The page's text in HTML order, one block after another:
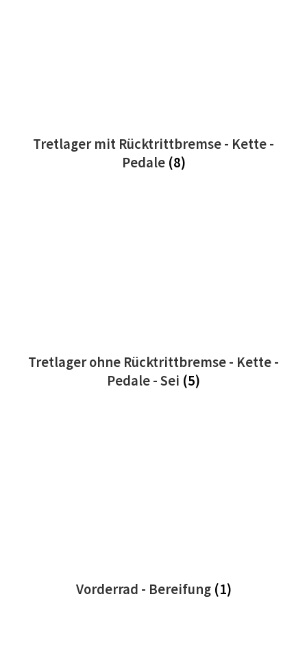
Tretlager mit Rücktrittbremse - Kette -
Pedale (8)
Tretlager ohne Rücktrittbremse - Kette -
Pedale - Sei (5)
Vorderrad - Bereifung (1)